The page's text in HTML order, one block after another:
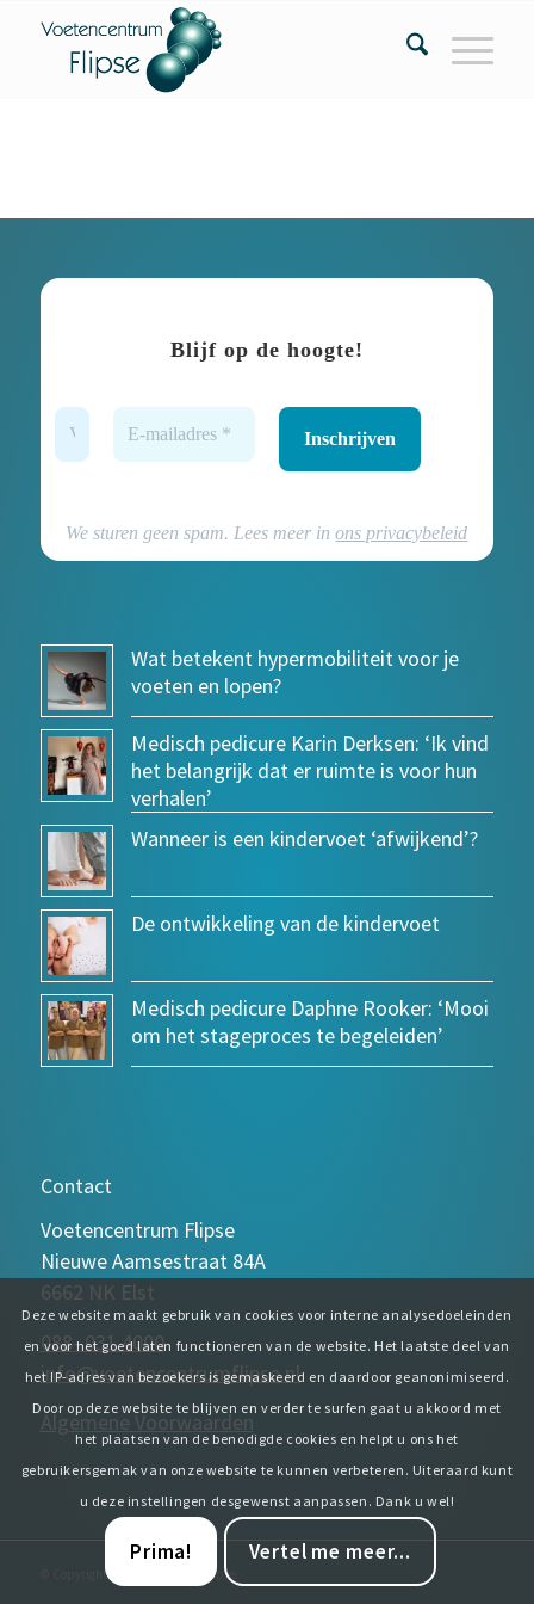
Blijf op de hoogte!
We sturen geen spam. Lees meer inons privacybeleid
Wat betekent hypermobiliteit voor je
voeten en lopen?
Medisch pedicure Karin Derksen: ‘Ik vind
het belangrijk dat er ruimte is voor hun
verhalen’
Wanneer is een kindervoet ‘afwijkend’?
De ontwikkeling van de kindervoet
Medisch pedicure Daphne Rooker: ‘Mooi
om het stageproces te begeleiden’
Contact
Voetencentrum Flipse
Nieuwe Aamsestraat 84A
6662 NK Elst
088- 031 4000
info@voetencentrumflipse.nl
Algemene Voorwaarden
© Copyright - Voetencentrum Flipse
Deze website maakt gebruik van cookies voor interne analysedoeleinden
en voor het goed laten functioneren van de website. Het laatste deel van
het IP-adres van bezoekers is gemaskeerd en daardoor geanonimiseerd.
Door op deze website te blijven en verder te surfen gaat u akkoord met
het plaatsen van de benodigde cookies en helpt u ons het
gebruikersgemak van onze website te kunnen verbeteren. Uiteraard kunt
u deze instellingen desgewenst aanpassen. Dank u wel!
Prima! Vertel me meer...